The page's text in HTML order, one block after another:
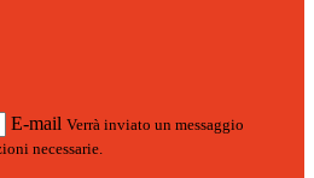
E-mail Verrà inviato un messaggio
necessarie.